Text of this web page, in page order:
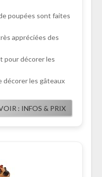
poupées sont faites
appréciées des
pour décorer les
décorer les gâteaux
: INFOS & PRIX